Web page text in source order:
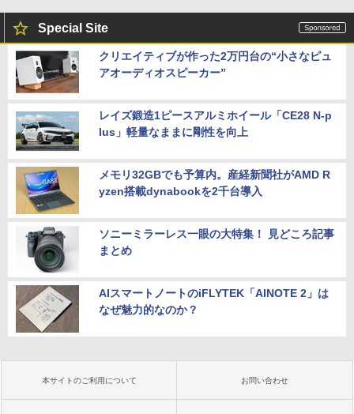
Special Site
クリエイティブが作った2万円台の“小さなピュ
アオーディオスピーカー”
レイズ鍛造1ピースアルミホイール「CE28 N-p
lus」軽量なままに剛性を向上
メモリ32GBでも予算内。産経新聞社がAMD R
yzen搭載dynabookを2千台導入
ソニーミラーレス一眼の大特集！ 見どころ記事
まとめ
AIスマートノートのiFLYTEK「AINOTE 2」は
なぜ魅力的なのか？
本サイトのご利用について お問い合わせ